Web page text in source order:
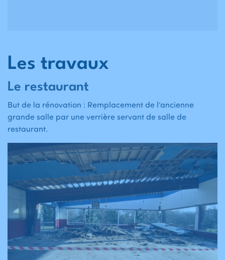
Les travaux
Le restaurant
But de la rénovation : Remplacement de l’ancienne
grande salle par une verrière servant de salle de
restaurant.